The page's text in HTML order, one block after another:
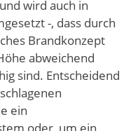
wird auch in
-, dass durch
Brandkonzept
abweichend
sind. Entscheidend
ein